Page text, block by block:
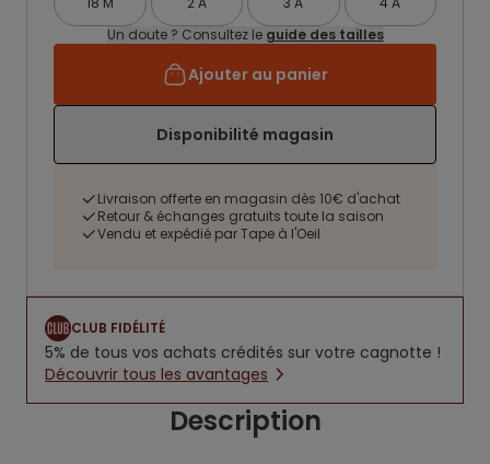
Un doute ? Consultez le guide des tailles
Ajouter au panier
Disponibilité magasin
Livraison offerte en magasin dès 10€ d'achat
Retour & échanges gratuits toute la saison
Vendu et expédié par Tape à l'Oeil
CLUB FIDÉLITÉ
5% de tous vos achats crédités sur votre cagnotte !
Découvrir tous les avantages
Description